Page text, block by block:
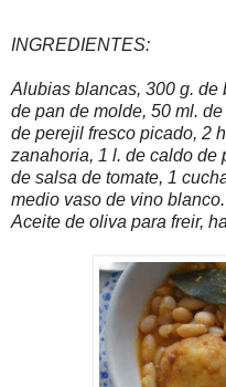
INGREDIENTES:
Alubias blancas, 300 g.
de pan de molde, 50 ml.
de perejil fresco picado, 2
zanahoria, 1 l. de caldo de
de salsa de tomate, 1
medio vaso de vino blanco.
Aceite de oliva para freir,